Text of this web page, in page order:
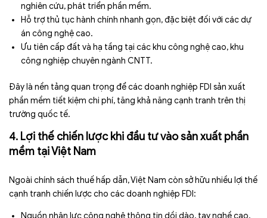
nghiên cứu, phát triển phần mềm.
Hỗ trợ thủ tục hành chính nhanh gọn, đặc biệt đối với các dự
án công nghệ cao.
Ưu tiên cấp đất và hạ tầng tại các khu công nghệ cao, khu
công nghiệp chuyên ngành CNTT.
Đây là nền tảng quan trọng để các doanh nghiệp FDI sản xuất
phần mềm tiết kiệm chi phí, tăng khả năng cạnh tranh trên thị
trường quốc tế.
4. Lợi thế chiến lược khi đầu tư vào sản xuất phần
mềm tại Việt Nam
Ngoài chính sách thuế hấp dẫn, Việt Nam còn sở hữu nhiều lợi thế
cạnh tranh chiến lược cho các doanh nghiệp FDI:
Nguồn nhân lực công nghệ thông tin dồi dào, tay nghề cao,